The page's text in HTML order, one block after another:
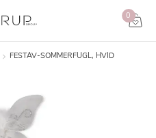
0
FESTAV-SOMMERFUGL, HVID